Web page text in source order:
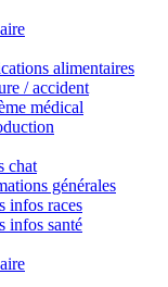
alimentaires
/ accident
médical
chat
générales
infos races
infos santé